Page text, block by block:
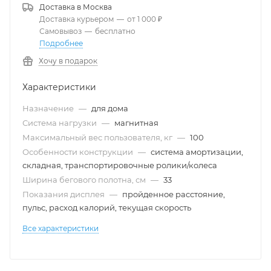
Доставка в Москва
Доставка курьером — от 1 000 ₽
Самовывоз — бесплатно
Подробнее
Хочу в подарок
Характеристики
Назначение — для дома
Система нагрузки — магнитная
Максимальный вес пользователя, кг — 100
Особенности конструкции — система амортизации,
складная, транспортировочные ролики/колеса
Ширина бегового полотна, см — 33
Показания дисплея — пройденное расстояние,
пульс, расход калорий, текущая скорость
Все характеристики